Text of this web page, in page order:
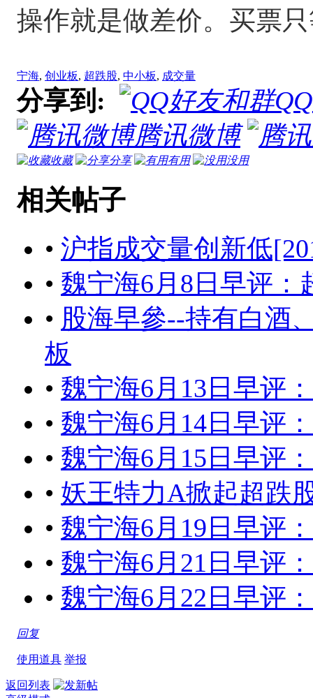
操作就是做差价。买票
宁海, 创业板, 超跌股, 中小板, 成交量
分享到:
腾讯微博
收藏 分享 有用 没用
相关帖子
• 沪指成交量创新低
• 魏宁海6月8日早评：
• 股海早參--持有白酒
板
• 魏宁海6月13日早评
• 魏宁海6月14日早评
• 魏宁海6月15日早评
• 妖王特力A掀起超跌
• 魏宁海6月19日早评
• 魏宁海6月21日早评
• 魏宁海6月22日早评
回复
使用道具 举报
返回列表